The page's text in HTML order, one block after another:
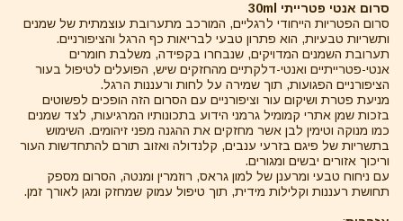
סרום אנטי פטרייתי 30ml
סרום הפטריות הייחודי לרגליים, המורכב מתערובת עוצמתית של שמנים
ותשריות טבעיות, הוא פתרון טבעי לבריאות כף הרגל והציפורניים.
תערובת השמנים המדויקים, שנבחרו בקפידה, משלבת חומרים
אנטי-פטרייתיים ואנטי-דלקתיים מהחזקים שיש, הפועלים לטיפול בעור
הציפורניים הפגועות, תוך שמירה על לחות ורעננות הרגל.
מניעת פטרת ושיקום עור וציפורניים עם הסרום הזה הופכים לפשוטים
בזכות שמן אתרי קמומיל גרמני הידוע בתכונותיו המרגיעות, לצד שמנים
כמו מנוקה וטימין לבן אשר מחזקים את ההגנה מפני זיהומים. השימוש
בתשריות של פיגם בזרעי ענבים, קלנדולה ואזוב תורם להתחדשות העור
וריכוך אזורים יבשים ומגורים.
עם ניחוח טבעי ומרענן של למון גראס, רוזמרין ומנטה, הסרום מספק
תחושת רעננות וקלילות מידית, תוך טיפול עמוק שמחזק ומגן לאורך זמן.